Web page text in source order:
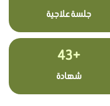
جلسة علاجية
+43
شهادة